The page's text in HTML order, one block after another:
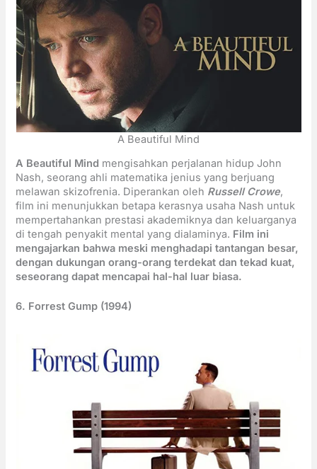
A Beautiful Mind
A Beautiful Mind mengisahkan perjalanan hidup John
Nash, seorang ahli matematika jenius yang berjuang
melawan skizofrenia. Diperankan oleh Russell Crowe,
film ini menunjukkan betapa kerasnya usaha Nash untuk
mempertahankan prestasi akademiknya dan keluarganya
di tengah penyakit mental yang dialaminya. Film ini
mengajarkan bahwa meski menghadapi tantangan besar,
dengan dukungan orang-orang terdekat dan tekad kuat,
seseorang dapat mencapai hal-hal luar biasa.
6. Forrest Gump (1994)